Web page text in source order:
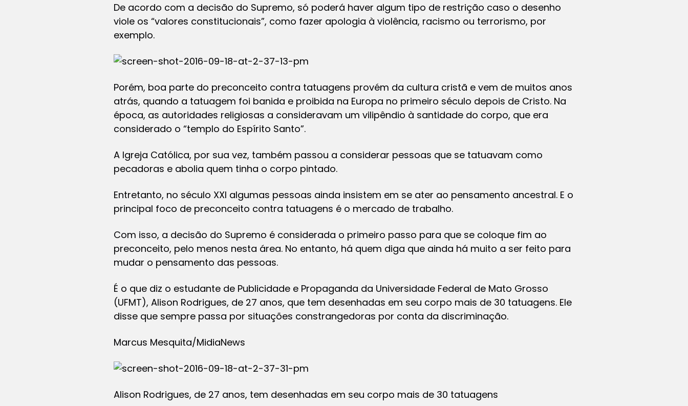
De acordo com a decisão do Supremo, só poderá haver algum tipo de restrição caso o desenho
viole os “valores constitucionais”, como fazer apologia à violência, racismo ou terrorismo, por
exemplo.
Porém, boa parte do preconceito contra tatuagens provém da cultura cristã e vem de muitos anos
atrás, quando a tatuagem foi banida e proibida na Europa no primeiro século depois de Cristo. Na
época, as autoridades religiosas a consideravam um vilipêndio à santidade do corpo, que era
considerado o “templo do Espírito Santo”.
A Igreja Católica, por sua vez, também passou a considerar pessoas que se tatuavam como
pecadoras e abolia quem tinha o corpo pintado.
Entretanto, no século XXI algumas pessoas ainda insistem em se ater ao pensamento ancestral. E o
principal foco de preconceito contra tatuagens é o mercado de trabalho.
Com isso, a decisão do Supremo é considerada o primeiro passo para que se coloque fim ao
preconceito, pelo menos nesta área. No entanto, há quem diga que ainda há muito a ser feito para
mudar o pensamento das pessoas.
É o que diz o estudante de Publicidade e Propaganda da Universidade Federal de Mato Grosso
(UFMT), Alison Rodrigues, de 27 anos, que tem desenhadas em seu corpo mais de 30 tatuagens. Ele
disse que sempre passa por situações constrangedoras por conta da discriminação.
Marcus Mesquita/MidiaNews
Alison Rodrigues, de 27 anos, tem desenhadas em seu corpo mais de 30 tatuagens